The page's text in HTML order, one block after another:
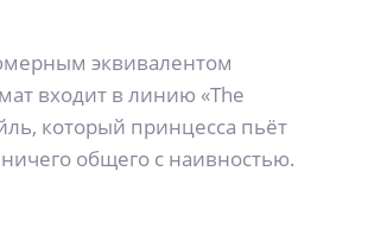
эквивалентом
входит в линию «The
который принцесса пьёт
общего с наивностью.